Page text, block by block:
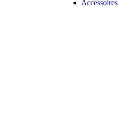
Accessoires